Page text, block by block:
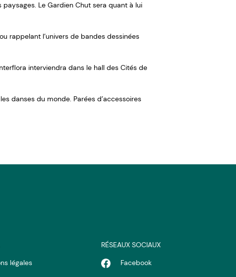
Le Gardien Chut sera quant à lui
rappelant l’univers de bandes dessinées
interviendra dans le hall des Cités de
danses du monde. Parées d’accessoires
légales
RÉSEAUX SOCIAUX
Facebook